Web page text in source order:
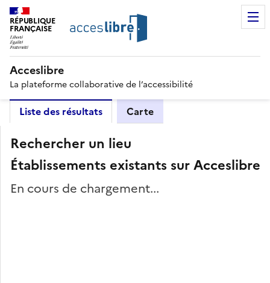
RÉPUBLIQUE
FRANÇAISE
Acceslibre
La plateforme collaborative de l’accessibilité
Liste des résultats Carte
Rechercher un lieu
Établissements existants sur Acceslibre
En cours de chargement...